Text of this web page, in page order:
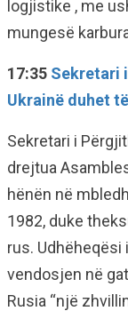
logjistike , me
mungesë
17:35 Sekretari
Ukrainë duhet
Sekretari i
drejtua
hënën në
1982, duke
rus. Udhëheqësi
vendosjen në
Rusia “një